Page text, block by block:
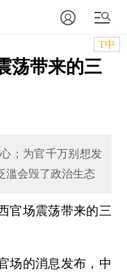
T中
荡带来的三
；为官千万别想发
滥会毁了政治生态
场震荡带来的三
的消息发布，中